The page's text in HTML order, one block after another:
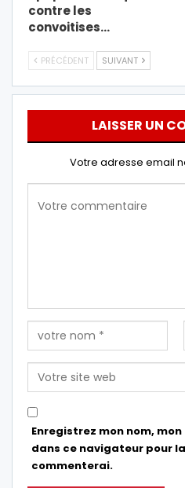
contre les
convoitises…
PRÉCÉDENT SUIVANT
LAISSER UN
Votre adresse email
Enregistrez mon nom,
dans ce navigateur pour
commenterai.